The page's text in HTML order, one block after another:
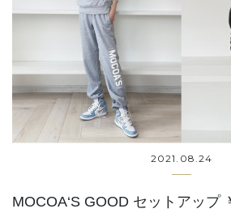
2021.08.24
MOCOA‘S GOOD セットアップ